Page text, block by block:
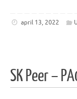
april 13, 2022
SK Peer –